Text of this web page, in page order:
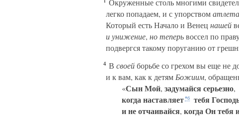
Окруженные столь многими
легко попадаем, и с упорствоматлета
Который есть Начало и Венец нашей
и унижение, но теперьвоссел по
подвергся такому поруганию от
4 В своейборьбе со грехом вы еще не
и к вам, как к детям Божиим,
«Сын Мой, задумайся серьезно,
когда наставляет*б тебя
и не отчаивайся, когда Он тебя